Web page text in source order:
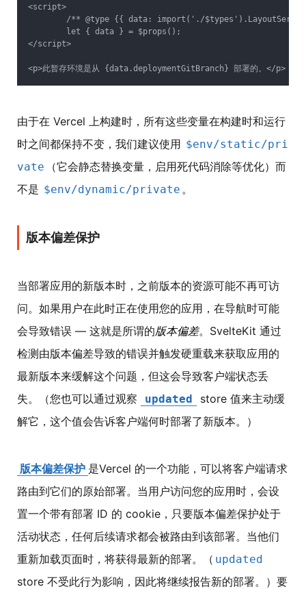
<script>
/** @type {{ data: import('./
	let { data } = $props();
</script>
由于在 Vercel 上构建时，所有这些变量在构建时和运行
时之间都保持不变，我们建议使用 $env/static/pri
vate
（它会静态替换变量，启用死代码消除等优化）而
不是 $env/dynamic/private 。
版本偏差保护
当部署应用的新版本时，之前版本的资源可能不再可访
问。如果用户在此时正在使用您的应用，在导航时可能
会导致错误 — 这就是所谓的版本偏差。SvelteKit 通过
检测由版本偏差导致的错误并触发硬重载来获取应用的
最新版本来缓解这个问题，但这会导致客户端状态丢
失。（您也可以通过观察
updated
store 值来主动缓
解它，这个值会告诉客户端何时部署了新版本。）
版本偏差保护 是Vercel 的一个功能，可以将客户端请求
路由到它们的原始部署。当用户访问您的应用时，会设
置一个带有部署 ID 的 cookie，只要版本偏差保护处于
活动状态，任何后续请求都会被路由到该部署。当他们
重新加载页面时，将获得最新的部署。（ updated
store 不受此行为影响，因此将继续报告新的部署。）要